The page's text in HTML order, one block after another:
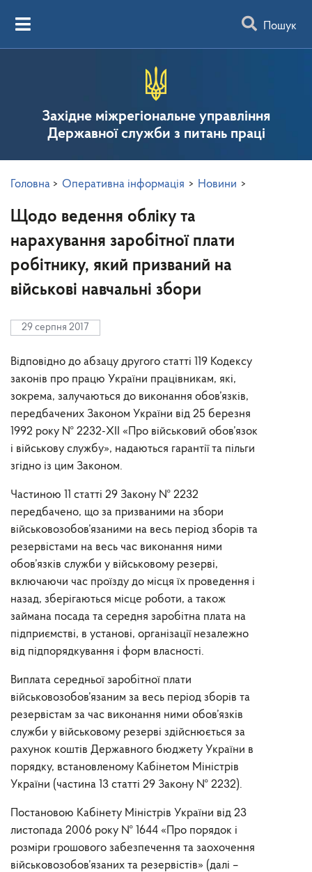
Пошук
Західне міжрегіональне управління
Державної служби з питань праці
Головна > Оперативна інформація > Новини >
Щодо ведення обліку та
нарахування заробітної плати
робітнику, який призваний на
військові навчальні збори
29 серпня 2017
Відповідно до абзацу другого статті 119 Кодексу
законів про працю України працівникам, які,
зокрема, залучаються до виконання обов’язків,
передбачених Законом України від 25 березня
1992 року № 2232-XII «Про військовий обов’язок
і військову службу», надаються гарантії та пільги
згідно із цим Законом.
Частиною 11 статті 29 Закону № 2232
передбачено, що за призваними на збори
військовозобов’язаними на весь період зборів та
резервістами на весь час виконання ними
обов’язків служби у військовому резерві,
включаючи час проїзду до місця їх проведення і
назад, зберігаються місце роботи, а також
займана посада та середня заробітна плата на
підприємстві, в установі, організації незалежно
від підпорядкування і форм власності.
Виплата середньої заробітної плати
військовозобов’язаним за весь період зборів та
резервістам за час виконання ними обов’язків
служби у військовому резерві здійснюється за
рахунок коштів Державного бюджету України в
порядку, встановленому Кабінетом Міністрів
України (частина 13 статті 29 Закону № 2232).
Постановою Кабінету Міністрів України від 23
листопада 2006 року № 1644 «Про порядок і
розміри грошового забезпечення та заохочення
військовозобов’язаних та резервістів» (далі –